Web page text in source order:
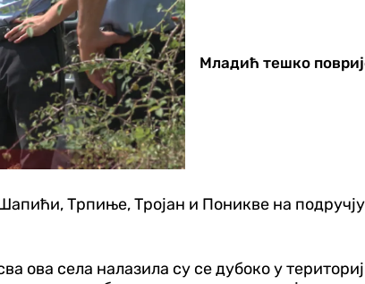
Младић тешко
Трпиње, Тројан и Поникве на
ова села налазила су се дубоко у